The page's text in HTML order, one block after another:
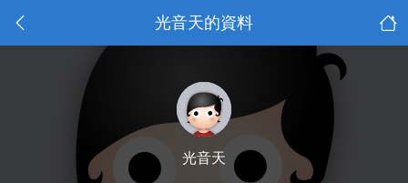
光音天的資料
光音天